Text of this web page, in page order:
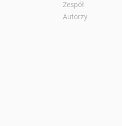
Zespół
Autorzy